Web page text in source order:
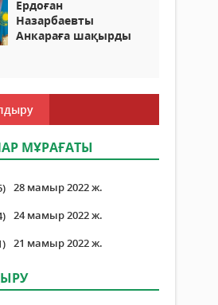
Ердоған
Назарбаевты
Анкараға шақырды
МҰРАҒАТЫ
28 мамыр 2022 ж.
24 мамыр 2022 ж.
21 мамыр 2022 ж.